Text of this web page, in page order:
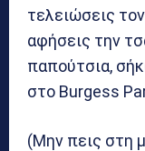
τελειώσεις
αφήσεις την
παπούτσια,
στο Burgess
(Μην πεις στη